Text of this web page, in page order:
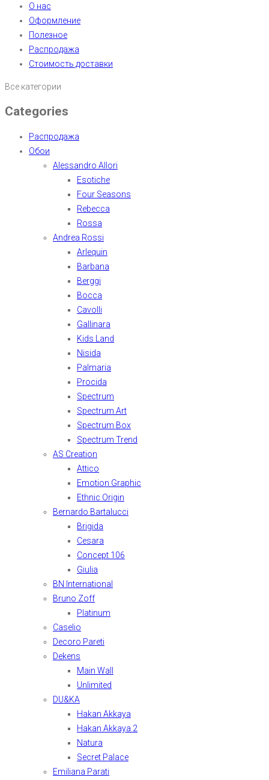
О нас
Оформление
Полезное
Распродажа
Стоимость доставки
Все категории
Categories
Распродажа
Обои
Alessandro Allori
Esotiche
Four Seasons
Rebecca
Rossa
Andrea Rossi
Arlequin
Barbana
Berggi
Bocca
Cavolli
Gallinara
Kids Land
Nisida
Palmaria
Procida
Spectrum
Spectrum Art
Spectrum Box
Spectrum Trend
AS Creation
Attico
Emotion Graphic
Ethnic Origin
Bernardo Bartalucci
Brigida
Cesara
Concept 106
Giulia
BN International
Bruno Zoff
Platinum
Caselio
Decoro Pareti
Dekens
Main Wall
Unlimited
DU&KA
Hakan Akkaya
Hakan Akkaya 2
Natura
Secret Palace
Emiliana Parati